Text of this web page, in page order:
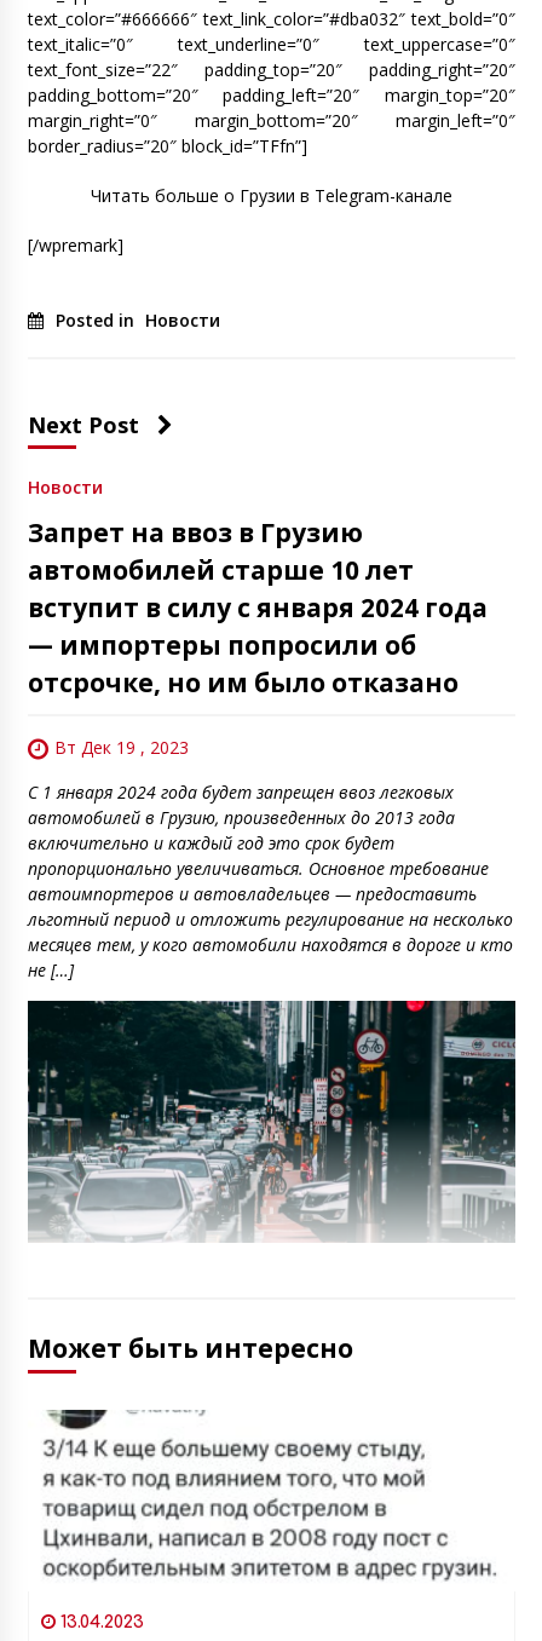
text_color=”#666666″ text_link_color=”#dba032″ text_bold=”0″
text_italic=”0″ text_underline=”0″ text_uppercase=”0″
text_font_size=”22″ padding_top=”20″ padding_right=”20″
padding_bottom=”20″ padding_left=”20″ margin_top=”20″
margin_right=”0″ margin_bottom=”20″ margin_left=”0″
border_radius=”20″ block_id=”TFfn”]
Читать больше о Грузии в Telegram-канале
[/wpremark]
Posted in Новости
Next Post
Новости
Запрет на ввоз в Грузию
автомобилей старше 10 лет
вступит в силу с января 2024 года
— импортеры попросили об
отсрочке, но им было отказано
Вт Дек 19 , 2023
С 1 января 2024 года будет запрещен ввоз легковых
автомобилей в Грузию, произведенных до 2013 года
включительно и каждый год это срок будет
пропорционально увеличиваться. Основное требование
автоимпортеров и автовладельцев — предоставить
льготный период и отложить регулирование на несколько
месяцев тем, у кого автомобили находятся в дороге и кто
не […]
Может быть интересно
13.04.2023